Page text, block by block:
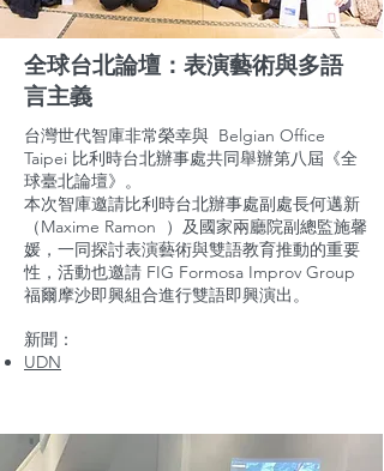
全球台北論壇：表演藝術與多語
言主義
台灣世代智庫非常榮幸與 Belgian Office
Taipei 比利時台北辦事處共同舉辦第八屆《全
球臺北論壇》。
本次智庫邀請比利時台北辦事處副處長何邁新
（Maxime Ramon ）及國家兩廳院副總監施馨
媛，一同探討表演藝術與雙語教育推動的重要
性，活動也邀請 FIG Formosa Improv Group
福爾摩沙即興組合進行雙語即興演出。
新聞：
​UDN